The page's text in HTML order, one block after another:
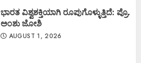
ಭಾರತ ವಿಶ್ವಶಕ್ತಿಯಾಗಿ ರೂಪುಗೊಳ್ಳುತ್ತಿದೆ: ಪ್ರೊ.
ಅಂಶು ಜೋಶಿ
AUGUST 1, 2026